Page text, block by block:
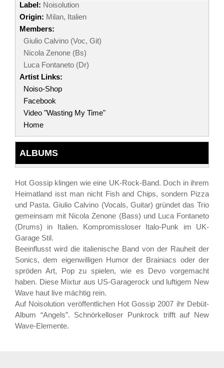
Label: Noisolution
Origin: Milan, Italien
Members:
Giulio Calvino (Voc, Git)
Nicola Zenone (Bs)
Luca Fontaneto (Dr)
Artist Links:
Noiso-Shop
Facebook
Video "Wasting My Time"
Home
ALBUMS
Hot Gossip klingen wie eine UK-Rock-Band. Doch in ihrem
Heimatland isst man nicht Fish and Chips, sondern Pizza
und Pasta. Giulio Calvino (Vocals, Guitar) gründet das Trio
gemeinsam mit Nicola Zenone (Bass) und Luca Fontaneto
(Drums) in Italien. Kompromissloser Italo-Punk im UK-
Garage Stil.
Beeinflusst wird die italienische Band von der Rauheit der
Sonics, dem eigenwilligen Humor der Brainiacs oder der
spröden Art, Pop zu spielen, wie es Devo vorgemacht
haben. Diese Mixtur aus US-Garagerock und luftigem New
Wave haut live mächtig rein.
Auf Noisolution veröffentlichen Hot Gossip 2007 ihr Debüt-
Album “Angels”. Schnörkelloser Punkrock trifft auf New
Wave-Elemente.